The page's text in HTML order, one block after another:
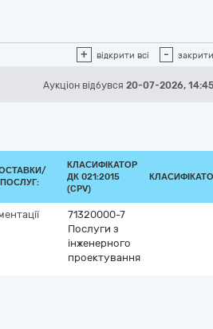
+ відкрити всі - закрити
Аукціон відбувся 20-07-2026, 14:45
КЛАСИФІКАТОР
ДК 021:2015
(CPV)
71320000-7
Послуги з
інженерного
проектування